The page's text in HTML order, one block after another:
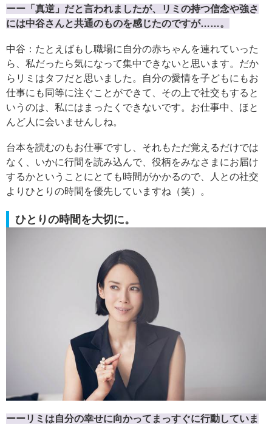
ーー「真逆」だと言われましたが、リミの持つ信念や強さ
には中谷さんと共通のものを感じたのですが……。
中谷：たとえばもし職場に自分の赤ちゃんを連れていった
ら、私だったら気になって集中できないと思います。だか
らリミはタフだと思いました。自分の愛情を子どもにもお
仕事にも同等に注ぐことができて、その上で社交もすると
いうのは、私にはまったくできないです。お仕事中、ほと
んど人に会いませんしね。
台本を読むのもお仕事ですし、それもただ覚えるだけでは
なく、いかに行間を読み込んで、役柄をみなさまにお届け
するかということにとても時間がかかるので、人との社交
よりひとりの時間を優先していますね（笑）。
ひとりの時間を大切に。
ーーリミは自分の幸せに向かってまっすぐに行動していま